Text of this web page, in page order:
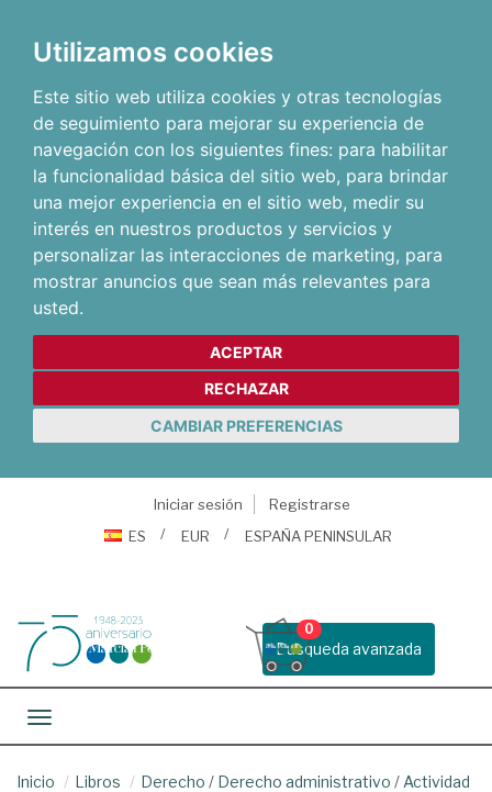
Utilizamos cookies
Este sitio web utiliza cookies y otras tecnologías
de seguimiento para mejorar su experiencia de
navegación con los siguientes fines: para habilitar
la funcionalidad básica del sitio web, para brindar
una mejor experiencia en el sitio web, medir su
interés en nuestros productos y servicios y
personalizar las interacciones de marketing, para
mostrar anuncios que sean más relevantes para
usted.
ACEPTAR
RECHAZAR
CAMBIAR PREFERENCIAS
Iniciar sesión
Registrarse
ES
EUR ESPAÑA PENINSULAR
Busqueda avanzada
0
Toggle navigation
Inicio Libros Derecho / Derecho administrativo / Actividad